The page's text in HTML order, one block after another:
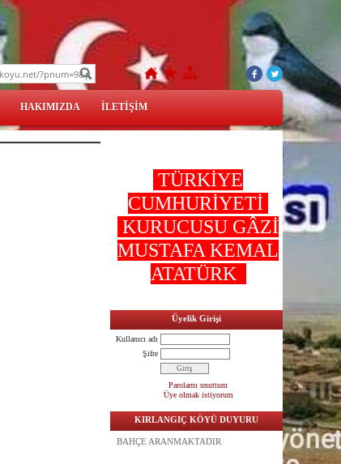
HAKIMIZDA İLETİŞİM
TÜRKİYE
CUMHURİYETİ
KURUCUSU GÂZİ
MUSTAFA KEMAL
ATATÜRK
Üyelik Girişi
Kullanıcı adı
Şifre
Parolamı unuttum
Üye olmak istiyorum
KIRLANGIÇ KÖYÜ DUYURU
ACİL SATILIK TARLA BAĞ
BAHÇE ARANMAKTADIR